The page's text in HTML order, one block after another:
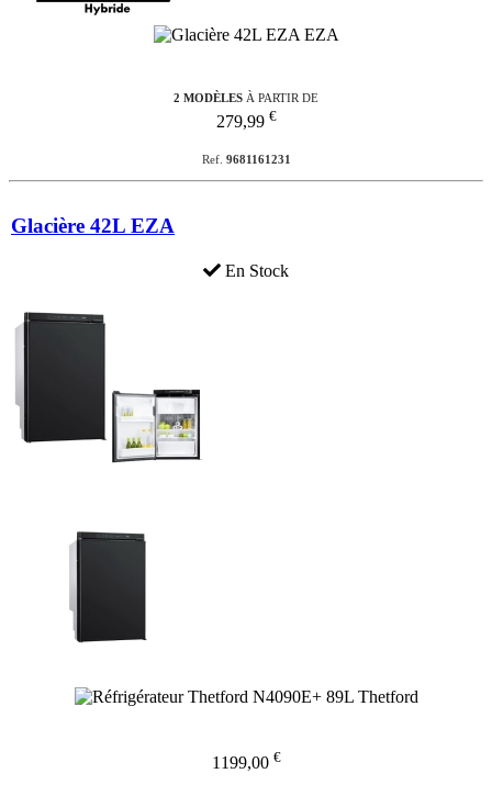
2 MODÈLES À PARTIR DE
279,99 €
Ref. 9681161231
Glacière 42L EZA
En Stock
1199,00 €